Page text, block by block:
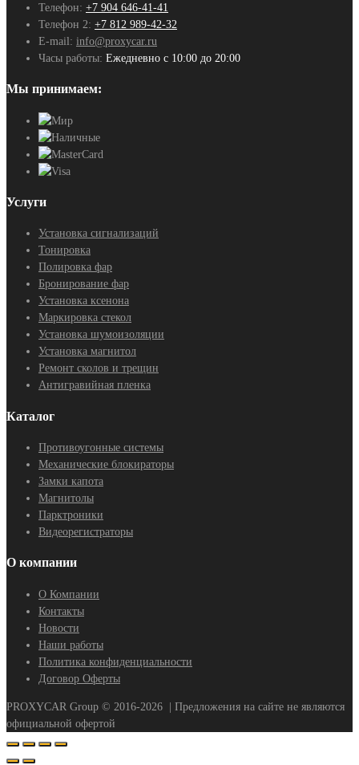
Телефон: +7 904 646-41-41
Телефон 2: +7 812 989-42-32
E-mail: info@proxycar.ru
Часы работы: Ежедневно с 10:00 до 20:00
Мы принимаем:
Услуги
Установка сигнализаций
Тонировка
Полировка фар
Бронирование фар
Установка ксенона
Маркировка стекол
Установка шумоизоляции
Установка магнитол
Ремонт сколов и трещин
Антигравийная пленка
Каталог
Противоугонные системы
Механические блокираторы
Замки капота
Магнитолы
Парктроники
Видеорегистраторы
О компании
О Компании
Контакты
Новости
Наши работы
Политика конфиденциальности
Договор Оферты
PROXYCAR Group © 2016-2026
| Предложения на сайте не являются
официальной офертой